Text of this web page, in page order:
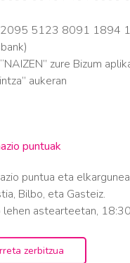
2095 5123 8091 1894
zure Bizum
aukeran
puntuak
puntua eta
Bilbo, eta Gasteiz.
lehen astearteetan,
zerbitzua